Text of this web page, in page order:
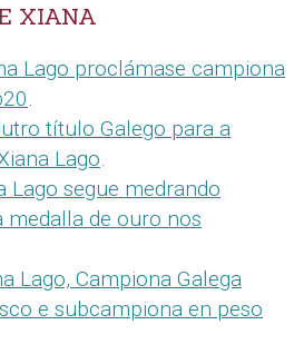
XIANA
Lago proclámase campiona
título Galego para a
Lago
Lago segue medrando
medalla de ouro nos
Lago, Campiona Galega
e subcampiona en peso